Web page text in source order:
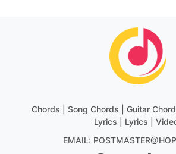
Chords | Song Chords | Guitar
Lyrics | Lyrics |
EMAIL: